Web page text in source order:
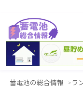
蓄電池の総合情報 ラ